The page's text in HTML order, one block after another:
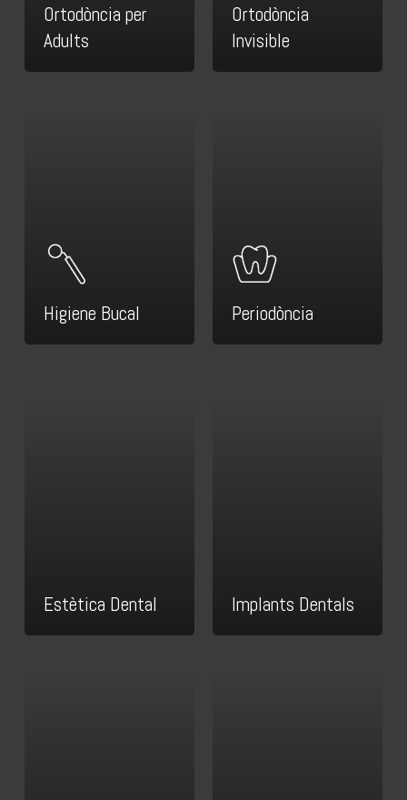
Ortodòncia per
Adults
Ortodòncia
Invisible
Higiene Bucal Periodòncia
Estètica Dental Implants Dentals